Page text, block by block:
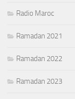
Radio Maroc
Ramadan 2021
Ramadan 2022
Ramadan 2023